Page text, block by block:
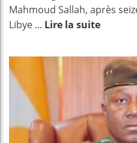
Mahmoud Sallah, après
Libye ... Lire la suite